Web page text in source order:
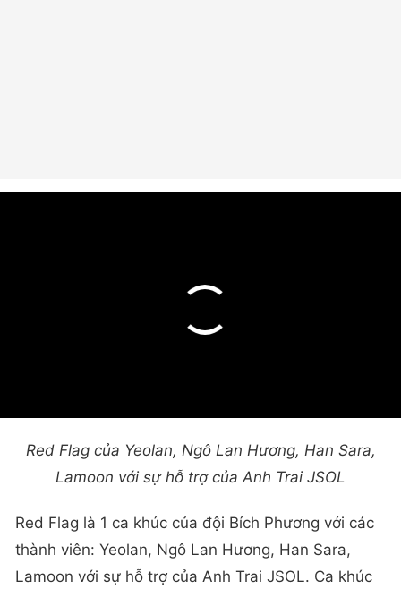
Red Flag của Yeolan, Ngô Lan Hương, Han Sara,
Lamoon với sự hỗ trợ của Anh Trai JSOL
Red Flag là 1 ca khúc của đội Bích Phương với các
thành viên: Yeolan, Ngô Lan Hương, Han Sara,
Lamoon với sự hỗ trợ của Anh Trai JSOL. Ca khúc